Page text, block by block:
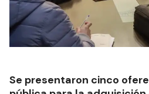
Se presentaron cinco